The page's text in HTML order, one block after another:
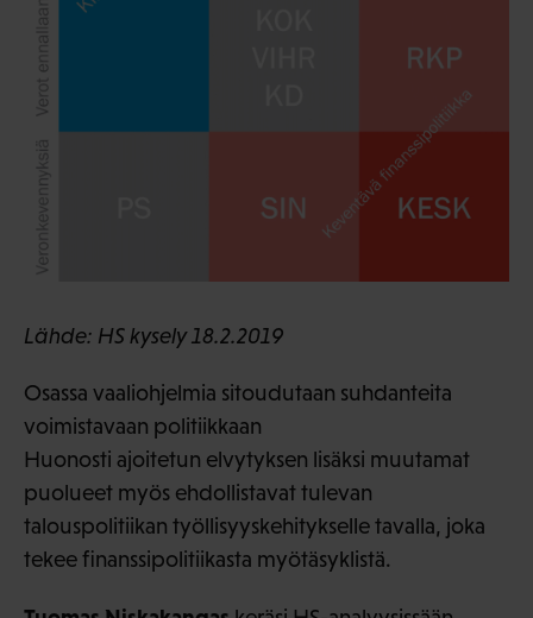
Lähde: HS kysely 18.2.2019
Osassa vaaliohjelmia sitoudutaan suhdanteita
voimistavaan politiikkaan
Huonosti ajoitetun elvytyksen lisäksi muutamat
puolueet myös ehdollistavat tulevan
talouspolitiikan työllisyyskehitykselle tavalla, joka
tekee finanssipolitiikasta myötäsyklistä.